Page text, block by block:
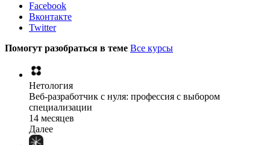
Facebook
Вконтакте
Twitter
Помогут разобраться в теме Все курсы
Нетология
Веб-разработчик с нуля: профессия с выбором
специализации
14 месяцев
Далее